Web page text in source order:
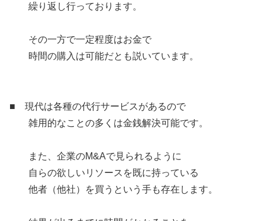
繰り返し行っております。
その一方で一定程度はお金で
時間の購入は可能だとも説いています。
■ 現代は各種の代行サービスがあるので
雑用的なことの多くは金銭解決可能です。
また、企業のM&Aで見られるように
自らの欲しいリソースを既に持っている
他者（他社）を買うという手も存在します。